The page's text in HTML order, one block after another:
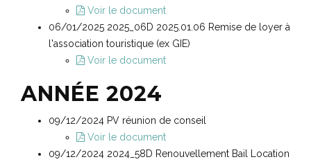
Voir le document
06/01/2025 2025_06D 2025.01.06 Remise de loyer à
l'association touristique (ex GIE)
Voir le document
ANNÉE 2024
09/12/2024 PV réunion de conseil
Voir le document
09/12/2024 2024_58D Renouvellement Bail Location